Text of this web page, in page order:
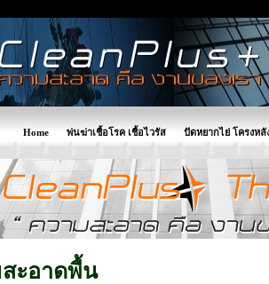
Home พ่นฆ่าเชื้อโรค เชื้อไวรัส ปัดหยากไย่ โครงหลั
ะอาดพื้น